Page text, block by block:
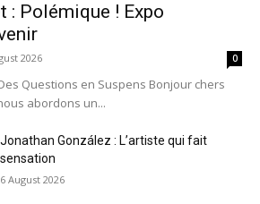
: Polémique ! Expo
2026 0
Questions en Suspens Bonjour chers
abordons un...
Jonathan González : L’artiste qui fait
sensation
6 August 2026